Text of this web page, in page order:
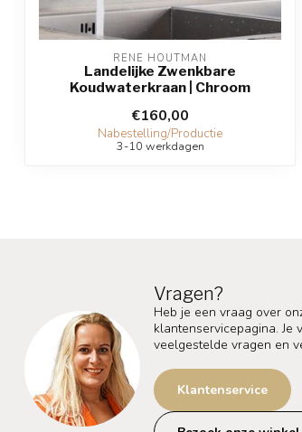
RENE HOUTMAN
Landelijke Zwenkbare
Koudwaterkraan | Chroom
€160,00
Nabestelling/Productie
3-10 werkdagen
Vragen?
Heb je een vraag over
klantenservicepagina. Je
veelgestelde vragen en
Klantenservice